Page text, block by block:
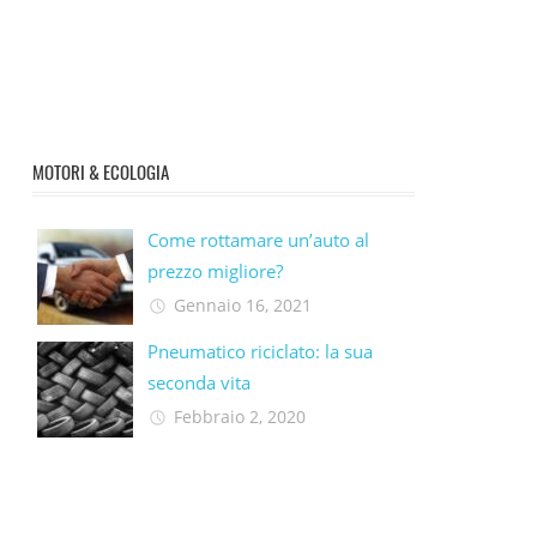
MOTORI & ECOLOGIA
Come rottamare un’auto al
prezzo migliore?
Gennaio 16, 2021
Pneumatico riciclato: la sua
seconda vita​
Febbraio 2, 2020